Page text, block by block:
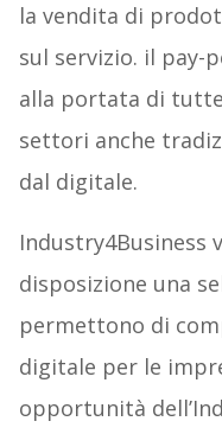
la vendita di
sul servizio. il pay-
alla portata di
settori anche
dal digitale.
Industry4Business
disposizione una
permettono di
digitale per le
opportunità